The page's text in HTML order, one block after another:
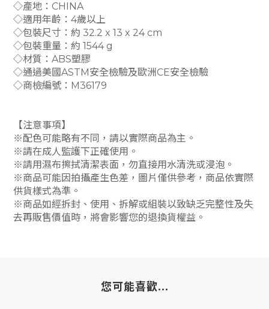
◇產地：CHINA
◇適用年齡：4歲以上
◇包裝尺寸：約 32.2 x 13 x 24 cm
◇包裝重量：約 1544 g
◇材質：ABS塑膠
◇通過美國ASTM安全檢驗及歐洲CE安全檢驗
◇商檢編號：M36179
【注意事項】
※配色可能略有不同，請以實際商品為主。
※請在成人監護下正確使用。
※請用濕布擦拭清潔表面，勿直接用水清洗或浸泡。
※商品可能因拍攝產生色差，圖片僅供參考，商品依實際
供貨樣式為準。
※商品如經拆封、使用、拆解或組裝以致缺乏完整性及失
去再販售價值時，將會影響您的退換貨權益。
您可能喜歡...